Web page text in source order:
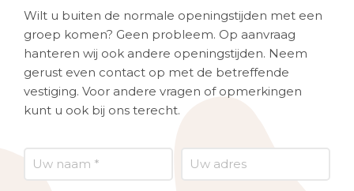
Wilt u buiten de normale openingstijden met een
groep komen? Geen probleem. Op aanvraag
hanteren wij ook andere openingstijden. Neem
gerust even contact op met de betreffende
vestiging. Voor andere vragen of opmerkingen
kunt u ook bij ons terecht.